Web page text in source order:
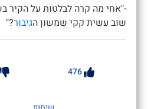
-"אחי מה קרה לבלטות על הקיר
שוב עשית קקי שמשון הגיבור?"
476